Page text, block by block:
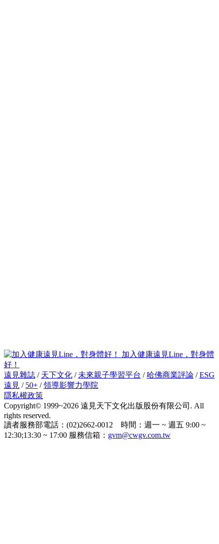
加入健康遠見Line，對身體
好！
遠見雜誌 / 天下文化 / 未來親子學習平台 / 哈佛商業評論 /ESG
遠見 / 50+ /領導影響力學院
隱私權政策
Copyright© 1999~2026 遠見天下文化出版股份有限公司. All
rights reserved.
讀者服務部電話：(02)2662-0012 時間：週一 ~ 週五 9:00 ~
12:30;13:30 ~ 17:00 服務信箱： gvm@cwgv.com.tw